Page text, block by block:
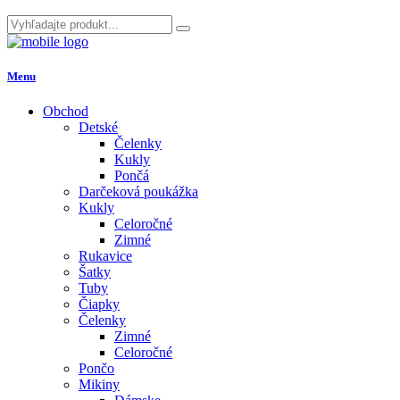
Menu
Obchod
Detské
Čelenky
Kukly
Pončá
Darčeková poukážka
Kukly
Celoročné
Zimné
Rukavice
Šatky
Tuby
Čiapky
Čelenky
Zimné
Celoročné
Pončo
Mikiny